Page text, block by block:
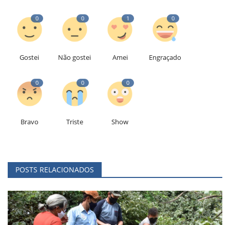
0
Gostei
0
Não gostei
1
Amei
0
Engraçado
0
Bravo
0
Triste
0
Show
POSTS RELACIONADOS